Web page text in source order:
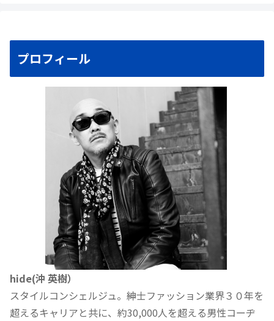
プロフィール
hide(沖 英樹）
スタイルコンシェルジュ。紳士ファッション業界３０年を
超えるキャリアと共に、約30,000人を超える男性コーヂ